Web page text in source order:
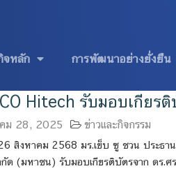
จหลัก การพัฒนาอย่างยั่งยืน
Hitech รับมอบเกียรติ
ม 28, 2025 ข่าวและกิจกรรม
สิงหาคม 2568 มร.เย็บ ซู ชวน ประธา
กัด (มหาชน) รับมอบเกียรติบัตรจาก ดร.ศ